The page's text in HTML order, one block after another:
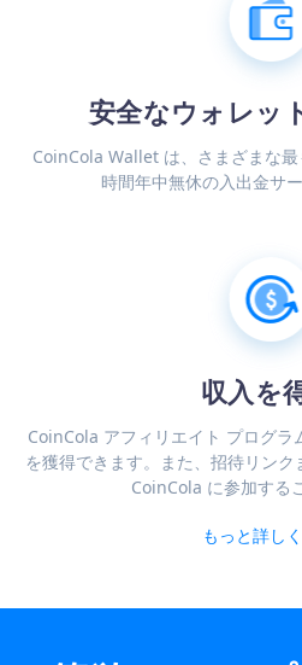
安全なウォレッ
CoinCola Wallet は、さまざまな
時間年中無休の入出金サ
収入を
CoinCola アフィリエイト プログラ
を獲得できます。また、招待リン
CoinCola に参加する
もっと詳し